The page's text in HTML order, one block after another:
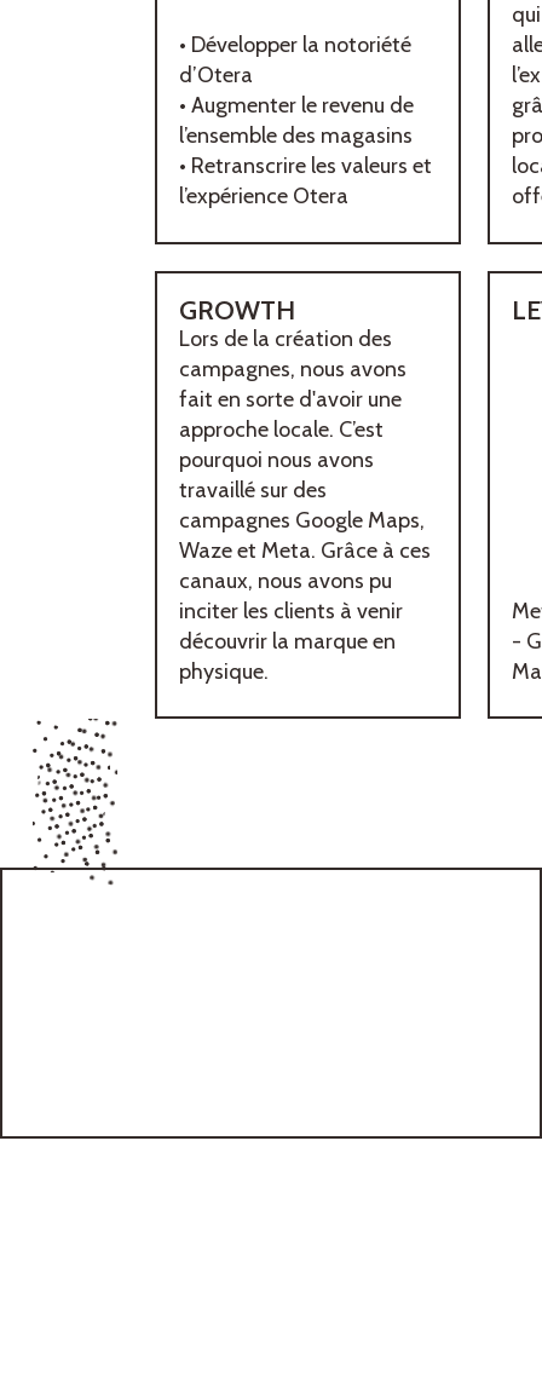
• Développer la notoriété
d’Otera
• Augmenter le revenu de
l’ensemble des magasins
• Retranscrire les valeurs et
l’expérience Otera
GROWTH
Lors de la création des
campagnes, nous avons
fait en sorte d'avoir une
approche locale. C’est
pourquoi nous avons
travaillé sur des
campagnes Google Maps,
Waze et Meta. Grâce à ces
canaux, nous avons pu
inciter les clients à venir
découvrir la marque en
physique.
-